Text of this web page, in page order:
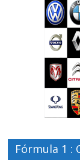
Fórmula 1 :